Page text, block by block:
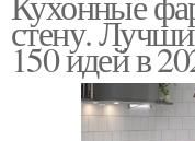
стену.
150 идей в